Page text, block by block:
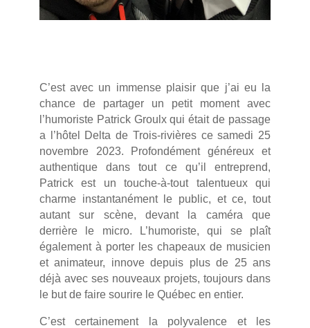
C’est avec un immense plaisir que j’ai eu la
chance de partager un petit moment avec
l’humoriste Patrick Groulx qui était de passage
a l’hôtel Delta de Trois-rivières ce samedi 25
novembre 2023. Profondément généreux et
authentique dans tout ce qu’il entreprend,
Patrick est un touche-à-tout talentueux qui
charme instantanément le public, et ce, tout
autant sur scène, devant la caméra que
derrière le micro. L’humoriste, qui se plaît
également à porter les chapeaux de musicien
et animateur, innove depuis plus de 25 ans
déjà avec ses nouveaux projets, toujours dans
le but de faire sourire le Québec en entier.
C’est certainement la polyvalence et les